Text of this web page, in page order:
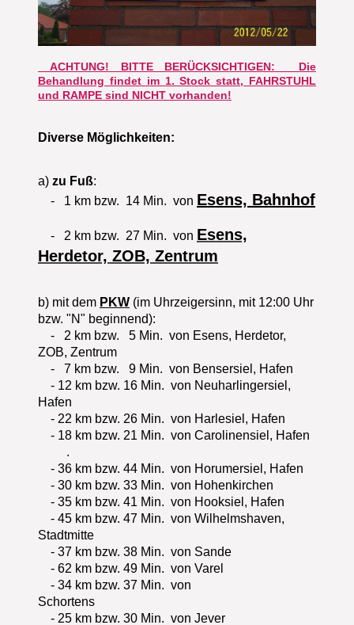
ACHTUNG! BITTE BERÜCKSICHTIGEN: Die
Behandlung findet im 1. Stock statt, FAHRSTUHL
und RAMPE sind NICHT vorhanden!
Diverse Möglichkeiten:
a) zu Fuß:
- 1 km bzw. 14 Min. von Esens, Bahnhof
- 2 km bzw. 27 Min. von Esens,
Herdetor, ZOB, Zentrum
b) mit dem PKW (im Uhrzeigersinn, mit 12:00 Uhr
bzw. "N" beginnend):
- 2 km bzw. 5 Min. von Esens, Herdetor,
ZOB, Zentrum
- 7 km bzw. 9 Min. von Bensersiel, Hafen
- 12 km bzw. 16 Min. von Neuharlingersiel,
Hafen
- 22 km bzw. 26 Min . von Harlesiel, Hafen
- 18 km bzw. 21 Min. von Carolinensiel, Hafen
.
- 36 km bzw. 44 Min. von Horumersiel, Hafen
- 30 km bzw. 33 Min. von Hohenkirchen
- 35 km bzw. 41 Min. von Hooksiel, Hafen
- 45 km bzw. 47 Min. von Wilhelmshaven,
Stadtmitte
- 37 km bzw. 38 Min. von Sande
- 62 km bzw. 49 Min. von Varel
- 34 km bzw. 37 Min. von
Schortens
- 25 km bzw. 30 Min. von Jever